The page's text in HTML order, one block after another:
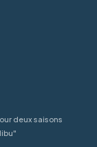
deux saisons